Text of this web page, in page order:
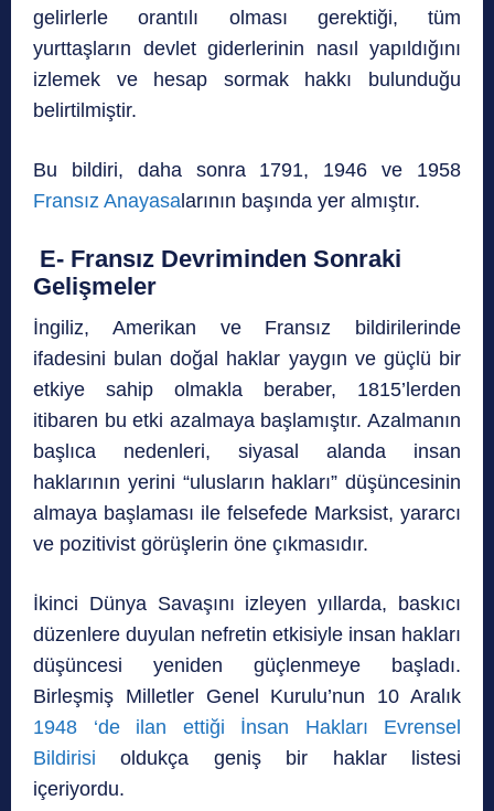
gelirlerle orantılı olması gerektiği, tüm
yurttaşların devlet giderlerinin nasıl yapıldığını
izlemek ve hesap sormak hakkı bulunduğu
belirtilmiştir.
Bu bildiri, daha sonra 1791, 1946 ve 1958
Fransız Anayasa larının başında yer almıştır.
E- Fransız Devriminden Sonraki
Gelişmeler
İngiliz, Amerikan ve Fransız bildirilerinde
ifadesini bulan doğal haklar yaygın ve güçlü bir
etkiye sahip olmakla beraber, 1815’lerden
itibaren bu etki azalmaya başlamıştır. Azalmanın
başlıca nedenleri, siyasal alanda insan
haklarının yerini “ulusların hakları” düşüncesinin
almaya başlaması ile felsefede Marksist, yararcı
ve pozitivist görüşlerin öne çıkmasıdır.
İkinci Dünya Savaşını izleyen yıllarda, baskıcı
düzenlere duyulan nefretin etkisiyle insan hakları
düşüncesi yeniden güçlenmeye başladı.
Birleşmiş Milletler Genel Kurulu’nun 10 Aralık
1948 ‘de ilan ettiği İnsan Hakları Evrensel
Bildirisi oldukça geniş bir haklar listesi
içeriyordu.